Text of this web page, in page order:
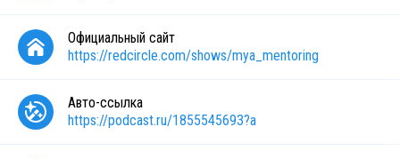
Официальный сайт
https://redcircle.com/shows/mya_mentoring
Авто-ссылка
https://podcast.ru/1855545693?a